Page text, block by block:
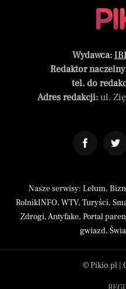
Wydawca:
Redaktor
tel. do
Adres redakcji:ul.
Nasze serwisy: Lelum,
RolnikINFO, WTV, Turyści,
Zdrogi,Antyfake, Portal
gwiazd,
© Pikio.pl |